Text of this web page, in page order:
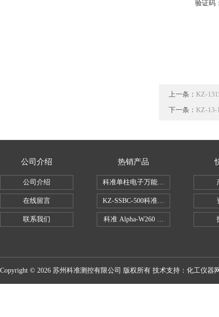
验证码
上一条： KZ-
下一条： KZ-13-
公司介绍
公司介绍
在线留言
联系我们
热销产品
科准单柱电子万能拉力机KZ-SSBC-500
KZ-SSBC-500科准单柱电子万能试验
科准 Alpha-W260 半导体全自动推拉
Copyright © 2026 苏州科准测控有限公司 版权所有 技术支持： 化工仪器